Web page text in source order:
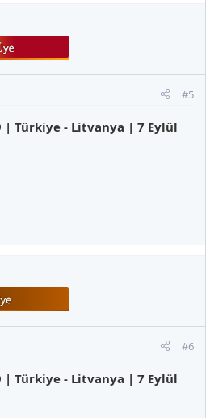
#5
| Türkiye - Litvanya | 7 Eylül
#6
| Türkiye - Litvanya | 7 Eylül